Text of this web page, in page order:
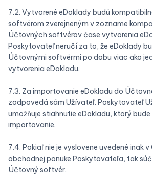
7.2. Vytvorené eDoklady budú
softvérom zverejneným v zozname
Účtovných softvérov čase vytvorenia
Poskytovateľ neručí za to, že eDoklady
Účtovnými softvérmi po dobu viac ako
vytvorenia eDokladu.
7.3. Za importovanie eDokladu do
zodpovedá sám Užívateľ. Poskytovateľ
umožňuje stiahnutie eDokladu, ktorý
importovanie.
7.4. Pokiaľ nie je vyslovene uvedené inak
obchodnej ponuke Poskytovateľa, tak
Účtovný softvér.